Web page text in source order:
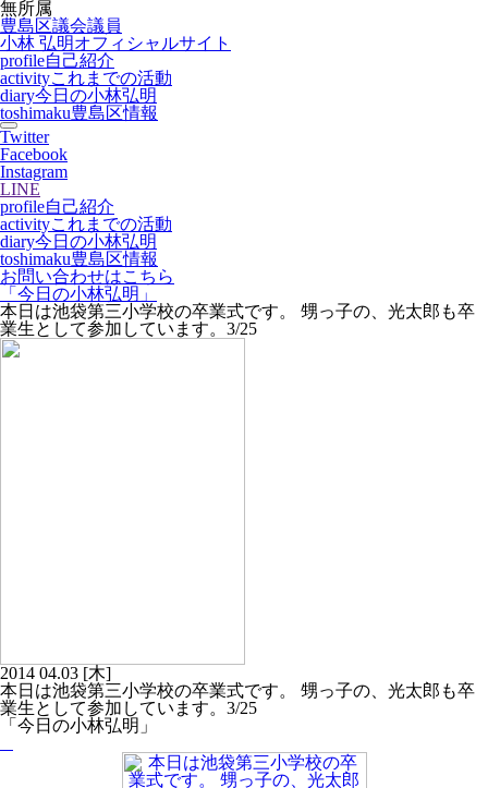
無所属
豊島区議会議員
小林 弘明オフィシャルサイト
profile自己紹介
activityこれまでの活動
diary今日の小林弘明
toshimaku豊島区情報
Twitter
Facebook
Instagram
LINE
profile自己紹介
activityこれまでの活動
diary今日の小林弘明
toshimaku豊島区情報
お問い合わせはこちら
「今日の小林弘明」
本日は池袋第三小学校の卒業式です。 甥っ子の、光太郎も卒
業生として参加しています。3/25
2014 04.03 [木]
本日は池袋第三小学校の卒業式です。 甥っ子の、光太郎も卒
業生として参加しています。3/25
「今日の小林弘明」